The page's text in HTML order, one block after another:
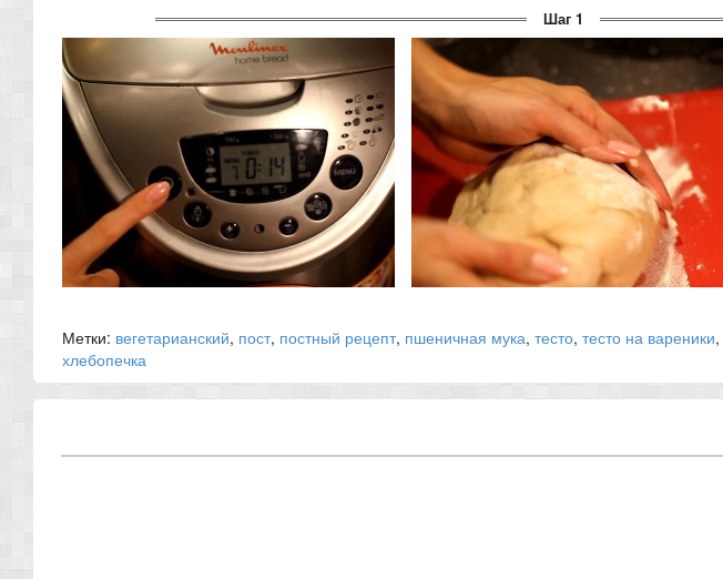
Шаг 1
Метки: вегетарианский, пост, постный рецепт, пшеничная мука, тесто, тесто на вареники,
хлебопечка